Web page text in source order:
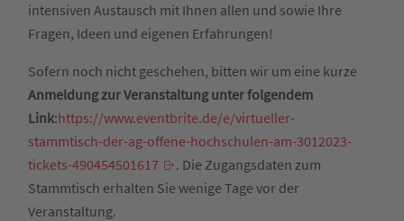
intensiven Austausch mit Ihnen allen und sowie Ihre
Fragen, Ideen und eigenen Erfahrungen!
Sofern noch nicht geschehen, bitten wir um eine kurze
Anmeldung zur Veranstaltung unter folgendem
Link:https://www.eventbrite.de/e/virtueller-
stammtisch-der-ag-offene-hochschulen-am-3012023-
tickets-490454501617
. Die Zugangsdaten zum
Stammtisch erhalten Sie wenige Tage vor der
Veranstaltung.